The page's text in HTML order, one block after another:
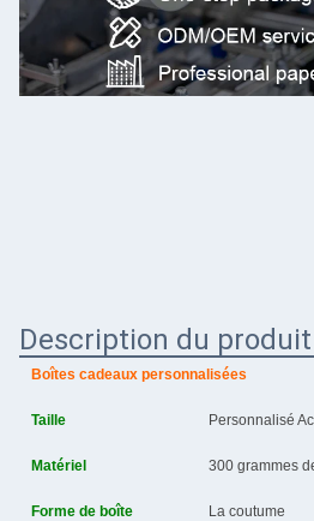
Description du produit
Boîtes cadeaux personnalisées
Taille Personnalisé
Matériel 300 grammes
Forme de boîte La coutume